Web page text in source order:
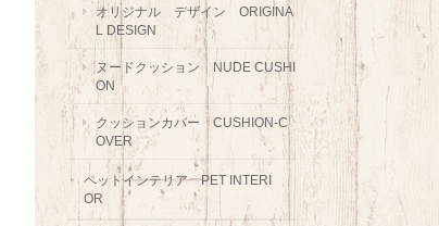
オリジナル デザイン ORIGINA
L DESIGN
ヌードクッション NUDE CUSHI
ON
クッションカバー CUSHION-C
OVER
ペットインテリア PET INTERI
OR